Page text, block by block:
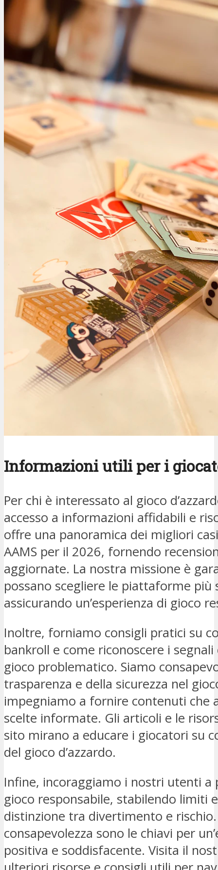
Informazioni utili per i
Per chi è interessato al gioco
accesso a informazioni affidabili e
offre una panoramica dei migliori
AAMS per il 2026, fornendo
aggiornate. La nostra missione è
possano scegliere le piattaforme più
assicurando un’esperienza di gioco
Inoltre, forniamo consigli pratici su
bankroll e come riconoscere i
gioco problematico. Siamo
trasparenza e della sicurezza nel
impegniamo a fornire contenuti che
scelte informate. Gli articoli e le
sito mirano a educare i giocatori su
del gioco d’azzardo.
Infine, incoraggiamo i nostri utenti a
gioco responsabile, stabilendo limiti
distinzione tra divertimento e rischio.
consapevolezza sono le chiavi per
positiva e soddisfacente. Visita il